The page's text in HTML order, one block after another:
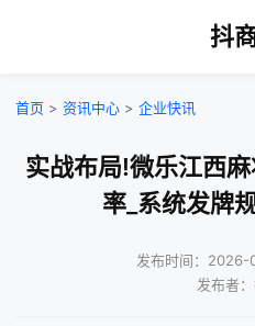
抖
首页 > 资讯中心 > 企业快讯
实战布局!微乐江西
率_系统发牌
发布时间：
发布者